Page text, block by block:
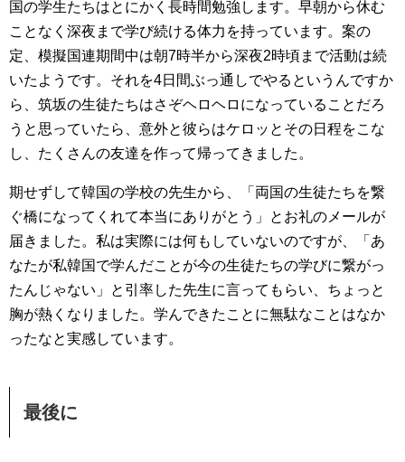
国の学生たちはとにかく長時間勉強します。早朝から休む
ことなく深夜まで学び続ける体力を持っています。案の
定、模擬国連期間中は朝7時半から深夜2時頃まで活動は続
いたようです。それを4日間ぶっ通しでやるというんですか
ら、筑坂の生徒たちはさぞヘロヘロになっていることだろ
うと思っていたら、意外と彼らはケロッとその日程をこな
し、たくさんの友達を作って帰ってきました。
期せずして韓国の学校の先生から、「両国の生徒たちを繋
ぐ橋になってくれて本当にありがとう」とお礼のメールが
届きました。私は実際には何もしていないのですが、「あ
なたが私韓国で学んだことが今の生徒たちの学びに繋がっ
たんじゃない」と引率した先生に言ってもらい、ちょっと
胸が熱くなりました。学んできたことに無駄なことはなか
ったなと実感しています。
最後に